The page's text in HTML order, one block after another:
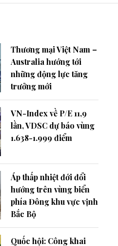
Thương mại Việt Nam –
Australia hướng tới
những động lực tăng
trưởng mới
VN-Index về P/E 11,9
lần, VDSC dự báo vùng
1.638-1.999 điểm
Áp thấp nhiệt đới đổi
hướng trên vùng biển
phía Đông khu vực vịnh
Bắc Bộ
Quốc hội: Công khai